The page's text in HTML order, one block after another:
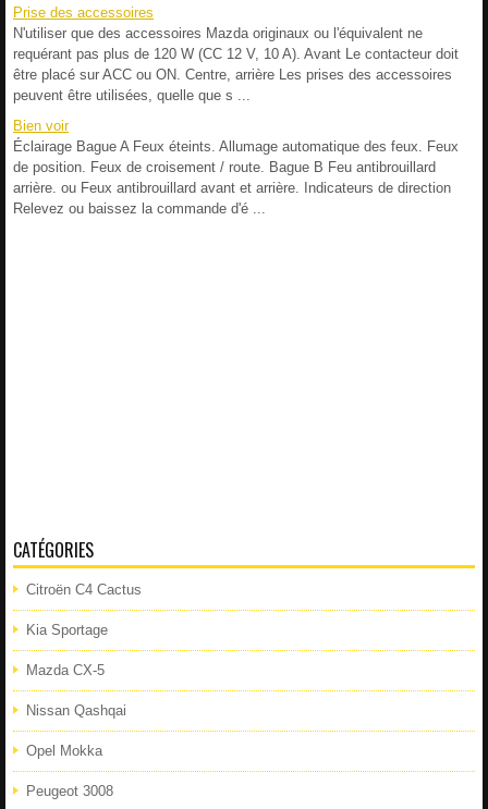
Prise des accessoires
N'utiliser que des accessoires Mazda originaux ou l'équivalent ne
requérant pas plus de 120 W (CC 12 V, 10 A). Avant Le contacteur doit
être placé sur ACC ou ON. Centre, arrière Les prises des accessoires
peuvent être utilisées, quelle que s ...
Bien voir
Éclairage Bague A Feux éteints. Allumage automatique des feux. Feux
de position. Feux de croisement / route. Bague B Feu antibrouillard
arrière. ou Feux antibrouillard avant et arrière. Indicateurs de direction
Relevez ou baissez la commande d'é ...
CATÉGORIES
Citroën C4 Cactus
Kia Sportage
Mazda CX-5
Nissan Qashqai
Opel Mokka
Peugeot 3008